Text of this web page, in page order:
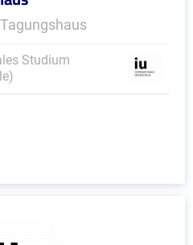
Studium